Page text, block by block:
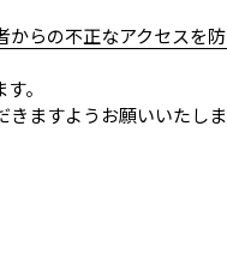
らの不正なアクセスを
。
きますようお願いいたし